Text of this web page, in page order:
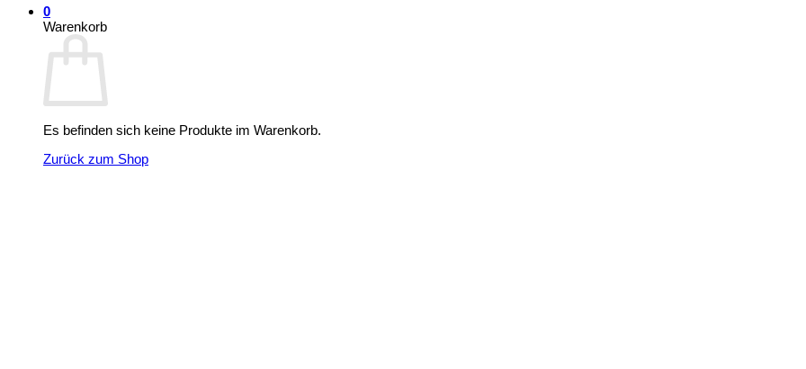
0
Warenkorb
Es befinden sich keine Produkte im Warenkorb.
Zurück zum Shop